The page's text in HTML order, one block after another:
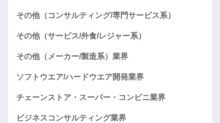
その他（コンサルティング/専門サービス系）
その他（サービス/外食/レジャー系）
その他（メーカー/製造系）業界
ソフトウエア/ハードウエア開発業界
チェーンストア・スーパー・コンビニ業界
ビジネスコンサルティング業界